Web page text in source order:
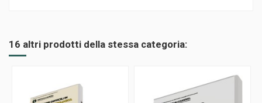
16 altri prodotti della stessa categoria: